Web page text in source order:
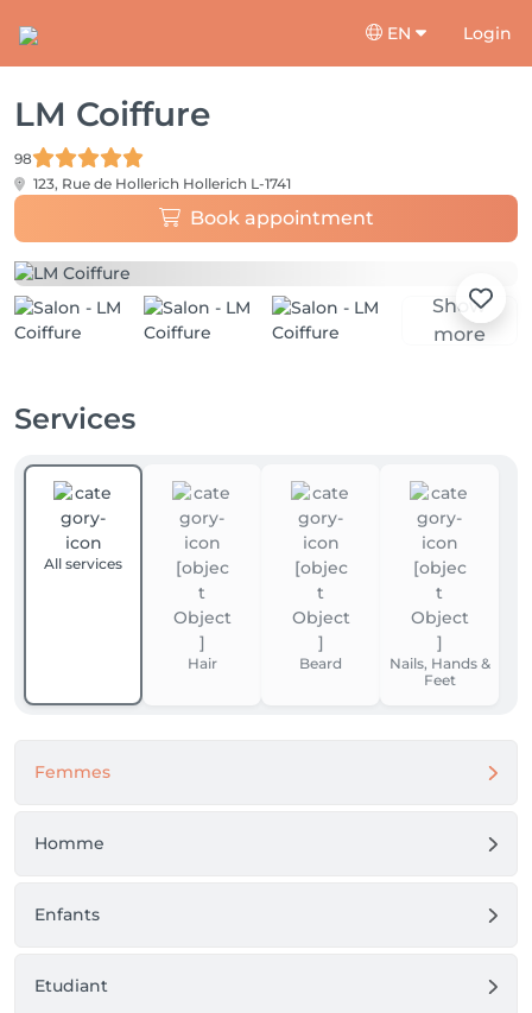
EN Login
LM Coiffure
98
123, Rue de Hollerich Hollerich L-1741
Book appointment
Show
more
Services
All services
Hair Beard
Nails, Hands &
Feet
Femmes
Homme
Enfants
Etudiant